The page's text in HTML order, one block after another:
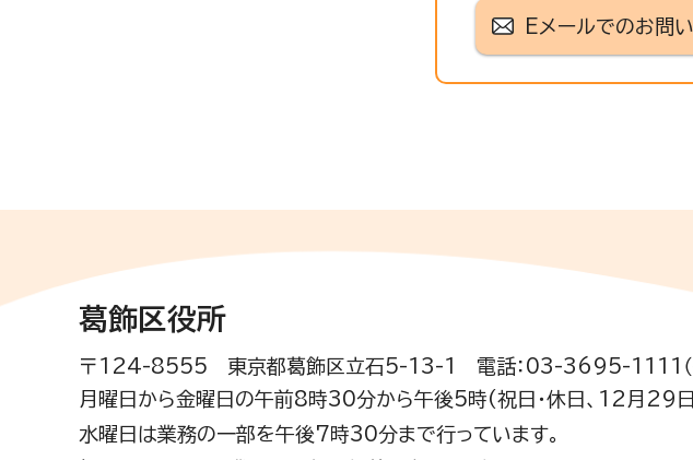
Eメールでのお問
葛飾区役所
〒124-8555 東京都葛飾区立石5-13-1 電話：03-3695-1111（
月曜日から金曜日の午前8時30分から午後5時(祝日・休日、12月29
水曜日は業務の一部を午後7時30分まで行っています。